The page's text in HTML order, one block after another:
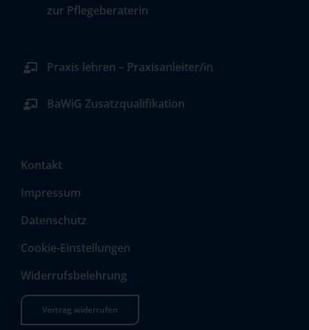
zur Pflegeberaterin
Praxis lehren – Praxisanleiter/in
BaWiG Zusatzqualifikation
Kontakt
Impressum
Datenschutz
Cookie-Einstellungen
Widerrufsbelehrung
Vertrag widerrufen